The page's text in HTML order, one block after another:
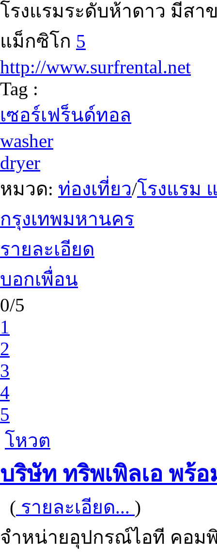
โรงแรมระดับห้าดาว มีสา
แม็กซิโก 5
http://www.surfrental.net
Tag :
เซอร์เฟร็นด์ทอล
washer
dryer
หมวด: ท่องเที่ยว/โรงแรม
กรุงเทพมหานคร
รายละเอียด
บอกเพื่อน
0/5
1
2
3
4
5
โหวต
บริษัท ทริพเพิลเอ พร้
( รายละเอียด... )
จำหน่ายอุปกรณ์ไอที คอมพิ